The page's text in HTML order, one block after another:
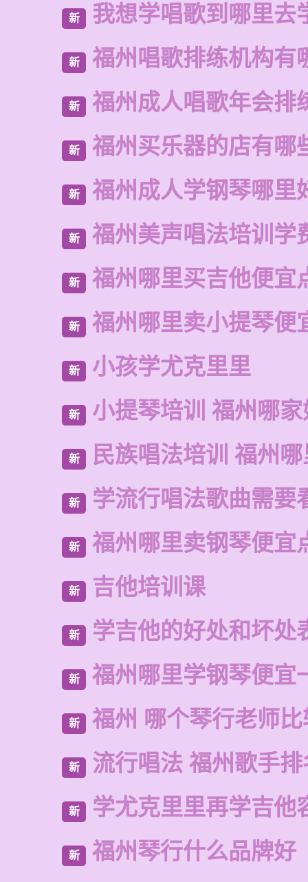
新 我想学唱歌到哪里去
新 福州唱歌排练机构有
新 福州成人唱歌年会排
新 福州买乐器的店有哪
新 福州成人学钢琴哪里
新 福州美声唱法培训学
新 福州哪里买吉他便宜
新 福州哪里卖小提琴便
新 小孩学尤克里里
新 小提琴培训 福州哪
新 民族唱法培训 福州
新 学流行唱法歌曲需要
新 福州哪里卖钢琴便宜
新 吉他培训课
新 学吉他的好处和坏处
新 福州哪里学钢琴便宜
新 福州 哪个琴行老师
新 流行唱法 福州歌手排
新 学尤克里里再学吉他
新 福州琴行什么品牌好